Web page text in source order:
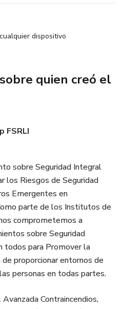
dispositivo
quien creó el
FSRLI
sobre Seguridad Integral
los Riesgos de Seguridad
Emergentes en
parte de los Institutos de
comprometemos a
sobre Seguridad
todos para Promover la
proporcionar entornos de
personas en todas partes.
Contraincendios,